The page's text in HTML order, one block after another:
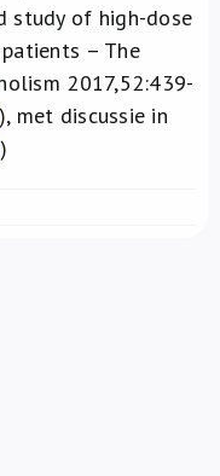
study of high-dose
– The
2017,52:439-
), met discussie in
)